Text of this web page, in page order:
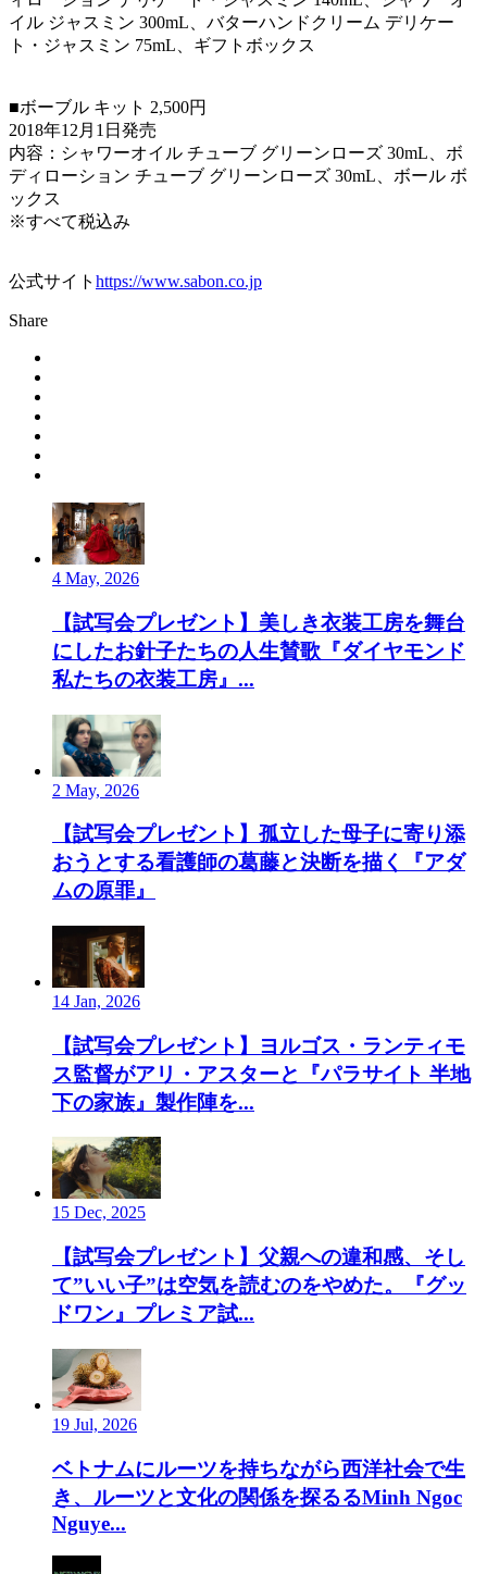
イル ジャスミン 300mL、バターハンドクリーム デリケー
ト・ジャスミン 75mL、ギフトボックス
■ボーブル キット 2,500円
2018年12月1日発売
内容：シャワーオイル チューブ グリーンローズ 30mL、ボ
ディローション チューブ グリーンローズ 30mL、ボール ボ
ックス
※すべて税込み
公式サイト https://www.sabon.co.jp
Share
4 May, 2026
【試写会プレゼント】美しき衣装工房を舞台
にしたお針子たちの人生賛歌『ダイヤモンド
私たちの衣装工房』...
2 May, 2026
【試写会プレゼント】孤立した母子に寄り添
おうとする看護師の葛藤と決断を描く『アダ
ムの原罪』
14 Jan, 2026
【試写会プレゼント】ヨルゴス・ランティモ
ス監督がアリ・アスターと『パラサイト 半地
下の家族』製作陣を...
15 Dec, 2025
【試写会プレゼント】父親への違和感、そし
て”いい子”は空気を読むのをやめた。『グッ
ドワン』プレミア試...
19 Jul, 2026
ベトナムにルーツを持ちながら西洋社会で生
き、ルーツと文化の関係を探るるMinh Ngoc
Nguye...